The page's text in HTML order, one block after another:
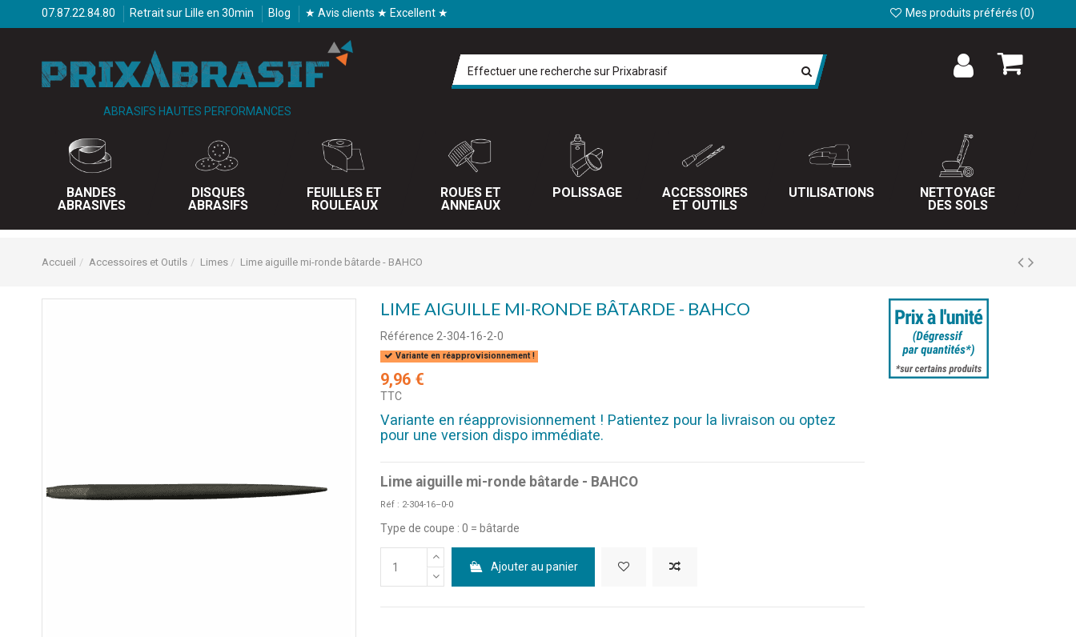
07.87.22.84.80 Retrait sur Lille en 30min Blog ★ Avis clients ★ Excellent ★ Mes produits préférés (0)
ABRASIFS HAUTES PERFORMANCES
BANDES
ABRASIVES
DISQUES
ABRASIFS
FEUILLES ET
ROULEAUX
ROUES ET
ANNEAUX
POLISSAGE
ACCESSOIRES
ET OUTILS
UTILISATIONS
NETTOYAGE
DES SOLS
Accueil Accessoires et Outils Limes Lime aiguille mi-ronde bâtarde - BAHCO
LIME AIGUILLE MI-RONDE BÂTARDE - BAHCO
Référence 2-304-16-2-0
Variante en réapprovisionnement !
9,96 €
TTC
Variante en réapprovisionnement ! Patientez pour la livraison ou optez
pour une version dispo immédiate.
Lime aiguille mi-ronde bâtarde - BAHCO
Réf : 2-304-16–0-0
Type de coupe : 0 = bâtarde
Ajouter au panier